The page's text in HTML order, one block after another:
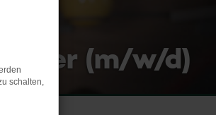
(m/w/d)
schalten,